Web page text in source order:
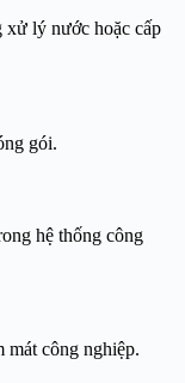
xử lý nước hoặc cấp
gói.
hệ thống công
mát công nghiệp.